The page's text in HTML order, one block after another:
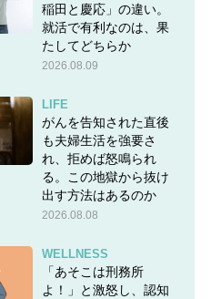
稲田と慶応」の違い。
就活で有利なのは、果
たしてどちらか
2026.08.09
LIFE
がんを告知された直後
も夫婦生活を強要さ
れ、拒めば怒鳴られ
る。この地獄から抜け
出す方法はあるのか
2026.08.08
WELLNESS
「あそこは刑務所
よ！」と激怒し、認知